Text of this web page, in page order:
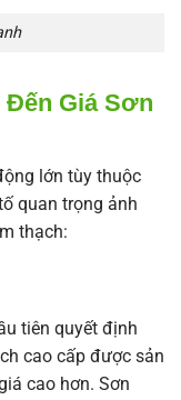
Đến Giá Sơn
lớn tùy thuộc
quan trọng ảnh
thạch:
tiên quyết định
cao cấp được sản
cao hơn. Sơn